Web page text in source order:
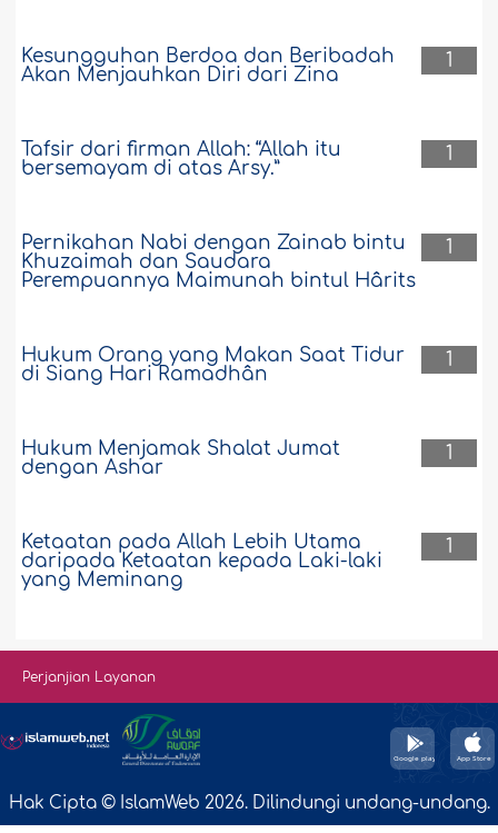
1
Kesungguhan Berdoa dan Beribadah
Akan Menjauhkan Diri dari Zina
1
Tafsir dari firman Allah: “Allah itu
bersemayam di atas Arsy.”
1
Pernikahan Nabi dengan Zainab bintu
Khuzaimah dan Saudara
Perempuannya Maimunah bintul Hârits
1
Hukum Orang yang Makan Saat Tidur
di Siang Hari Ramadhân
1
Hukum Menjamak Shalat Jumat
dengan Ashar
1
Ketaatan pada Allah Lebih Utama
daripada Ketaatan kepada Laki-laki
yang Meminang
Perjanjian Layanan
Hak Cipta © IslamWeb 2026. Dilindungi undang-undang.